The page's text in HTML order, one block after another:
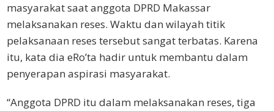
masyarakat saat anggota DPRD Makassar
melaksanakan reses. Waktu dan wilayah titik
pelaksanaan reses tersebut sangat terbatas. Karena
itu, kata dia eRo’ta hadir untuk membantu dalam
penyerapan aspirasi masyarakat.
“Anggota DPRD itu dalam melaksanakan reses, tiga